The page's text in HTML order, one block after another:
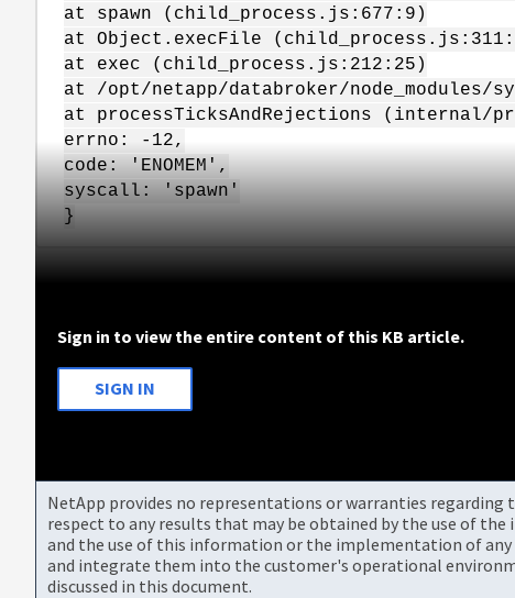
at spawn (child_process.js:677:9)
at Object.execFile
at exec (child_process.js:212:25)
at /opt/netapp/databroker/node_modules/
at processTicksAndRejections (internal/
errno: -12,
code: 'ENOMEM',
syscall: 'spawn'
}
Sign in to view the entire content of this KB article.
SIGN IN
NetApp provides no representations or warranties
respect to any results that may be obtained by the use of
and the use of this information or the implementation of
and integrate them into the customer's operational
discussed in this document.